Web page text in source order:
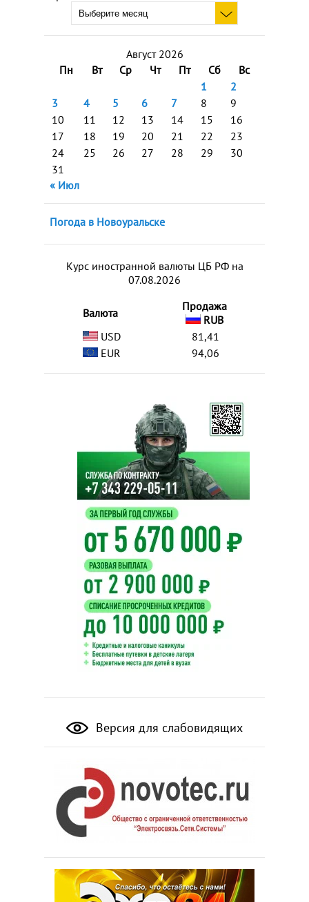
Август 2026
Пн
Вт Ср Чт Пт Сб
Вс
1
2
3
4 5 6 7 8
9
10
11 12 13 14 15
16
17
18 19 20 21 22
23
24
25 26 27 28 29
30
31
« Июл
Погода в Новоуральске
Курс иностранной валюты ЦБ РФ на
07.08.2026
Валюта
Продажа
RUB
USD
81,41
EUR
94,06
Версия для слабовидящих